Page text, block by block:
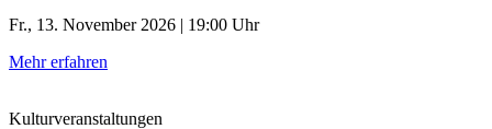
Fr., 13. November 2026 | 19:00 Uhr
Mehr erfahren
Kulturveranstaltungen